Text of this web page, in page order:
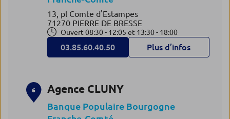
13, pl Comte d'Estampes
71270 PIERRE DE BRESSE
Ouvert 08:30 - 12:05 et 13:30 - 18:00
03.85.60.40.50 Plus d’infos
6 Agence CLUNY
Banque Populaire Bourgogne